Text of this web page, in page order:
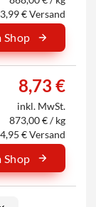
€ Versand
Shop
8,73 €
inkl. MwSt.
873,00 € / kg
€ Versand
Shop